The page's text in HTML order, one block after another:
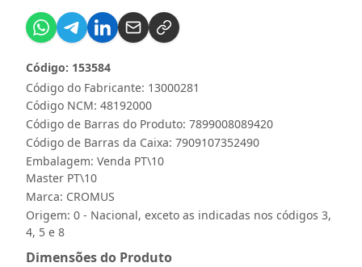
Código do Fabricante: 13000281
Código: 153584
Código NCM: 48192000
Código de Barras do Produto: 7899008089420
Código de Barras da Caixa: 7909107352490
Embalagem: Venda PT\10
Master PT\10
Marca: CROMUS
Origem: 0 - Nacional, exceto as indicadas nos códigos 3,
4, 5 e 8
Dimensões do Produto